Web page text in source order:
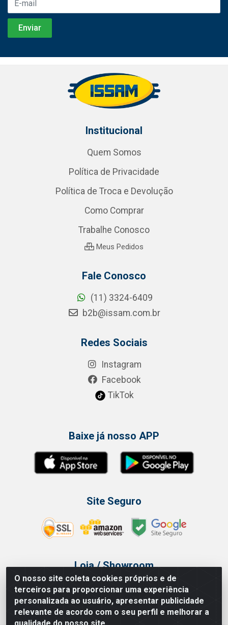
O nosso site coleta cookies próprios e de
terceiros para proporcionar uma experiência
personalizada ao usuário, apresentar publicidade
relevante de acordo com o seu perfil e melhorar a
Institucional
Quem Somos
Política de Privacidade
Política de Troca e Devolução
Como Comprar
Trabalhe Conosco
Meus Pedidos
Fale Conosco
(11) 3324-6409
b2b@issam.com.br
Redes Sociais
Instagram
Facebook
TikTok
Baixe já nosso APP
Site Seguro
Loja / Showroom
Tel.: (11) 3314 6400
Av Vautier, 468 - Pari - São Paulo/SP